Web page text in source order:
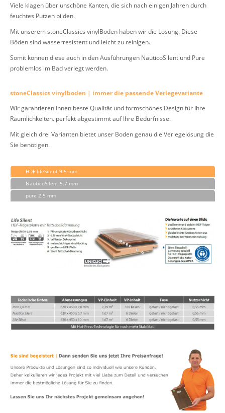
Viele klagen über unschöne Kanten, die sich nach einigen Jahren durch
feuchtes Putzen bilden.
Mit unserem stoneClassics vinylBoden haben wir die Lösung: Diese
Böden sind wasserresistent und leicht zu reinigen.
Somit können diese auch in den Ausführungen NauticoSilent und Pure
problemlos im Bad verlegt werden.
stoneClassics vinylboden | immer die passende Verlegevariante
Wir garantieren Ihnen beste Qualität und formschönes Design für Ihre
Räumlichkeiten. perfekt abgestimmt auf Ihre Bedürfnisse.
Mit gleich drei Varianten bietet unser Boden genau die Verlegelösung die
Sie benötigen.
HDF lifeSilent 9.5 mm
NauticoSilent 5.7 mm
pure 2.5 mm